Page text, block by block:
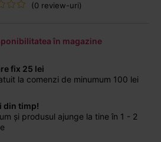
(0 review-uri)
în magazine
fix 25 lei
la comenzi de minumum 100 lei
din timp!
și produsul ajunge la tine în 1 - 2